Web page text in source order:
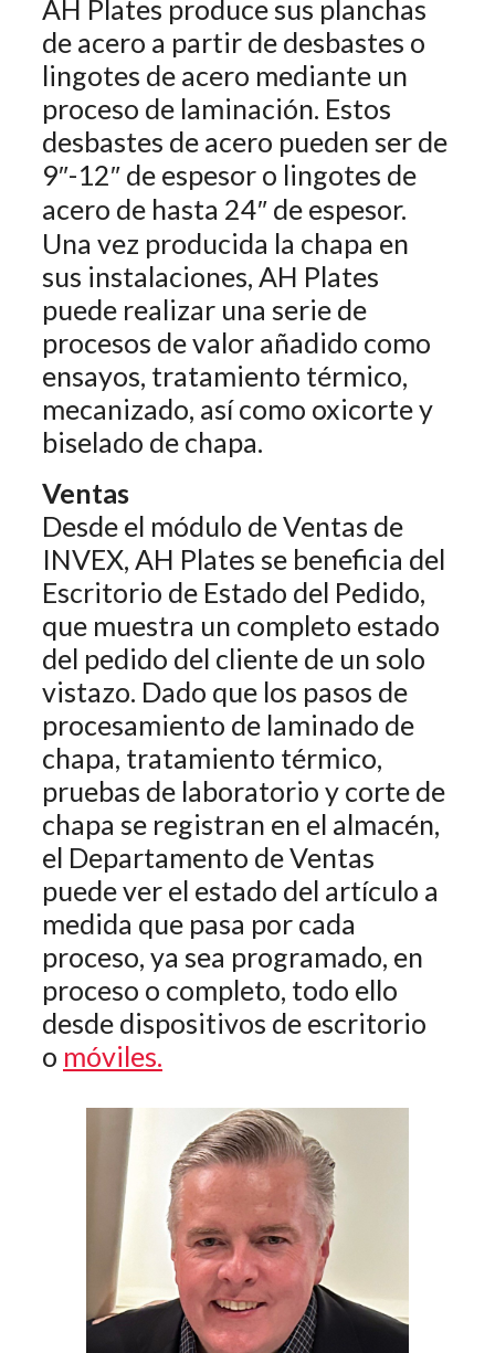
AH Plates produce sus planchas
de acero a partir de desbastes o
lingotes de acero mediante un
proceso de laminación. Estos
desbastes de acero pueden ser de
9″-12″ de espesor o lingotes de
acero de hasta 24″ de espesor.
Una vez producida la chapa en
sus instalaciones, AH Plates
puede realizar una serie de
procesos de valor añadido como
ensayos, tratamiento térmico,
mecanizado, así como oxicorte y
biselado de chapa.
Ventas
Desde el módulo de Ventas de
INVEX, AH Plates se beneficia del
Escritorio de Estado del Pedido,
que muestra un completo estado
del pedido del cliente de un solo
vistazo. Dado que los pasos de
procesamiento de laminado de
chapa, tratamiento térmico,
pruebas de laboratorio y corte de
chapa se registran en el almacén,
el Departamento de Ventas
puede ver el estado del artículo a
medida que pasa por cada
proceso, ya sea programado, en
proceso o completo, todo ello
desde dispositivos de escritorio
o móviles.